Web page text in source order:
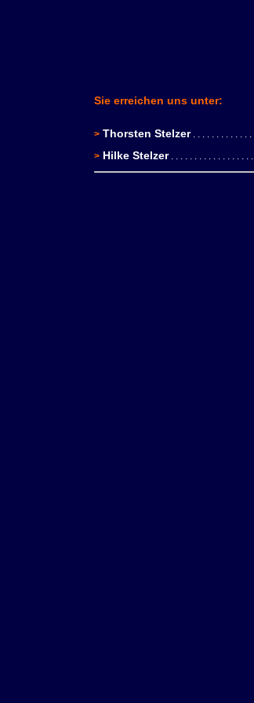
Sie erreichen uns unter:
> Thorsten Stelzer. . . . . . . . . . . . .
> Hilke Stelzer. . . . . . . . . . . . . . . . . .